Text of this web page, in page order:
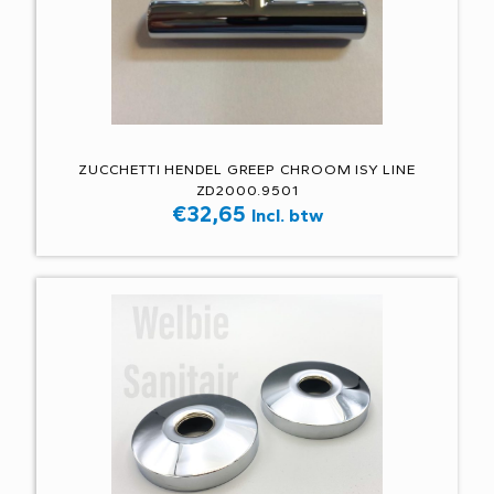
ZUCCHETTI HENDEL GREEP CHROOM ISY LINE
ZD2000.9501
€32,65 Incl. btw